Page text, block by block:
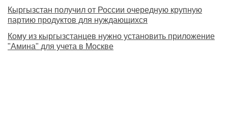
Кыргызстан получил от России очередную крупную
партию продуктов для нуждающихся
Кому из кыргызстанцев нужно установить приложение
"Амина" для учета в Москве